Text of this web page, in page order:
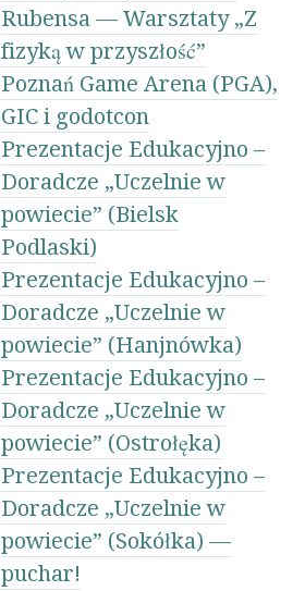
Rubensa — Warsztaty „Z
fizyką w przyszłość”
Poznań Game Arena (PGA),
GIC i godotcon
Prezentacje Edukacyjno –
Doradcze „Uczelnie w
powiecie” (Bielsk
Podlaski)
Prezentacje Edukacyjno –
Doradcze „Uczelnie w
powiecie” (Hanjnówka)
Prezentacje Edukacyjno –
Doradcze „Uczelnie w
powiecie” (Ostrołęka)
Prezentacje Edukacyjno –
Doradcze „Uczelnie w
powiecie” (Sokółka) —
puchar!